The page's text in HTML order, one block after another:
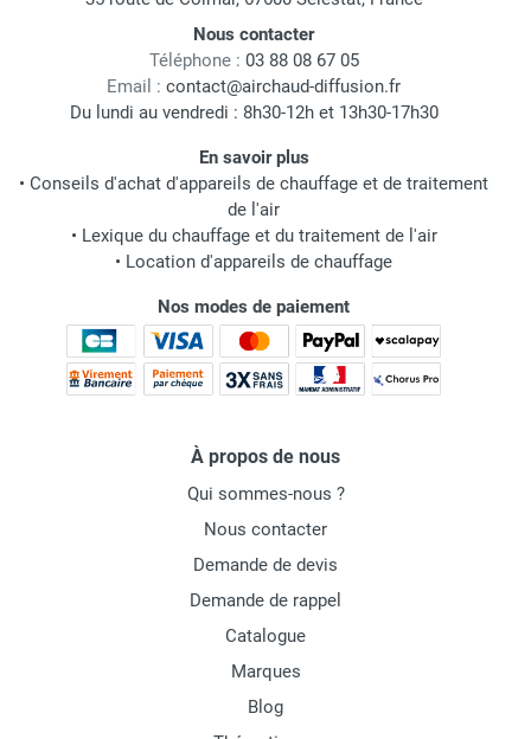
Nous contacter
Téléphone : 03 88 08 67 05
Email : contact@airchaud-diffusion.fr
Du lundi au vendredi : 8h30-12h et 13h30-17h30
En savoir plus
• Conseils d'achat d'appareils de chauffage et de traitement
de l'air
• Lexique du chauffage et du traitement de l'air
• Location d'appareils de chauffage
Nos modes de paiement
À propos de nous
Qui sommes-nous ?
Nous contacter
Demande de devis
Demande de rappel
Catalogue
Marques
Blog